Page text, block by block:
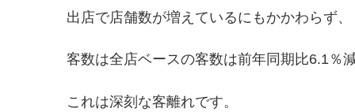
出店で店舗数が増えているにもかかわらず、
客数は全店ベースの客数は前年同期比6.1％
これは深刻な客離れです。